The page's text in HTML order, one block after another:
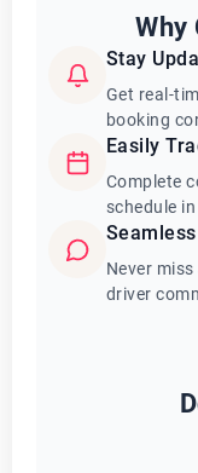
Why
Stay
Get real-
booking
Easily
Complete
schedule
Never
driver